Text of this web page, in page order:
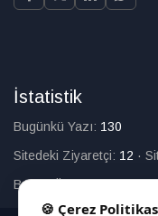
İstatistik
Bugünkü Yazı: 130
Sitedeki Ziyaretçi: 12 ·
Bugün Üye Olan:0·
🍪 Çerez